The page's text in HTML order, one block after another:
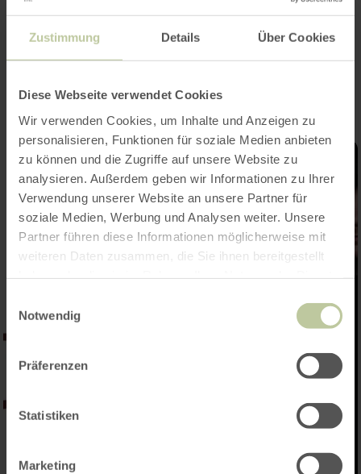
Zustimmung Details Über Cookies
Diese Webseite verwendet Cookies
Wir verwenden Cookies, um Inhalte und Anzeigen zu
personalisieren, Funktionen für soziale Medien anbieten
zu können und die Zugriffe auf unsere Website zu
analysieren. Außerdem geben wir Informationen zu Ihrer
Verwendung unserer Website an unsere Partner für
soziale Medien, Werbung und Analysen weiter. Unsere
Partner führen diese Informationen möglicherweise mit
weiteren Daten zusammen, die Sie ihnen bereitgestellt
Notwendig
Präferenzen
Statistiken
Marketing
Impressionen